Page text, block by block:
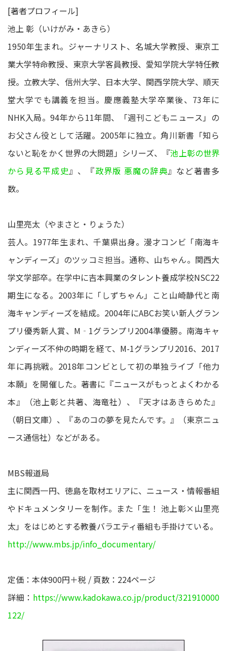
[著者プロフィール]
池上 彰（いけがみ・あきら）
1950年生まれ。ジャーナリスト、名城大学教授、東京工
業大学特命教授、東京大学客員教授、愛知学院大学特任教
授。立教大学、信州大学、日本大学、関西学院大学、順天
堂大学でも講義を担当。慶應義塾大学卒業後、73年に
NHK入局。94年から11年間、「週刊こどもニュース」の
お父さん役として活躍。2005年に独立。角川新書「知ら
ないと恥をかく世界の大問題」シリーズ、『池上彰の世界
から見る平成史』、『政界版 悪魔の辞典』など著書多
数。
山里亮太（やまさと・りょうた）
芸人。1977年生まれ、千葉県出身。漫才コンビ「南海キ
ャンディーズ」のツッコミ担当。通称、山ちゃん。関西大
学文学部卒。在学中に吉本興業のタレント養成学校NSC22
期生になる。2003年に「しずちゃん」こと山崎静代と南
海キャンディーズを結成。2004年にABCお笑い新人グラン
プリ優秀新人賞、M‐1グランプリ2004準優勝。南海キャ
ンディーズ不仲の時期を経て、M-1グランプリ2016、2017
年に再挑戦。2018年コンビとして初の単独ライブ「他力
本願」を開催した。著書に『ニュースがもっとよくわかる
本』（池上彰と共著、海竜社）、『天才はあきらめた』
（朝日文庫）、『あのコの夢を見たんです。』（東京ニュ
ース通信社）などがある。
MBS報道局
主に関西一円、徳島を取材エリアに、ニュース・情報番組
やドキュメンタリーを制作。また「生！ 池上彰×山里亮
太」をはじめとする教養バラエティ番組も手掛けている。
http://www.mbs.jp/info_documentary/
定価：本体900円＋税 / 頁数：224ページ
詳細： https://www.kadokawa.co.jp/product/321910000
122/